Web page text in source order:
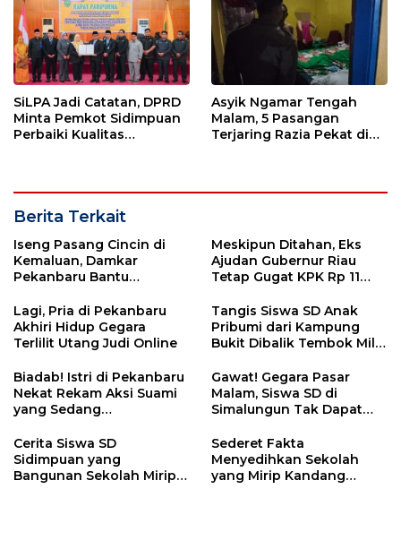
SiLPA Jadi Catatan, DPRD
Minta Pemkot Sidimpuan
Perbaiki Kualitas
Asyik Ngamar Tengah
Malam, 5 Pasangan
Terjaring Razia Pekat di
Berita Terkait
Iseng Pasang Cincin di
Kemaluan, Damkar
Pekanbaru Bantu
Meskipun Ditahan, Eks
Ajudan Gubernur Riau
Tetap Gugat KPK Rp 11
Lagi, Pria di Pekanbaru
Akhiri Hidup Gegara
Terlilit Utang Judi Online
Tangis Siswa SD Anak
Pribumi dari Kampung
Bukit Dibalik Tembok Milik
Biadab! Istri di Pekanbaru
Nekat Rekam Aksi Suami
yang Sedang
Bawah Umur
Gawat! Gegara Pasar
Malam, Siswa SD di
Simalungun Tak Dapat
Cerita Siswa SD
Sidimpuan yang
Bangunan Sekolah Mirip
Sederet Fakta
Menyedihkan Sekolah
yang Mirip Kandang